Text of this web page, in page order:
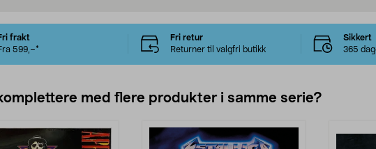
frakt
599,–*
Fri retur
Returner til valgfri butikk
Sikkert
365
med flere produkter i samme serie?